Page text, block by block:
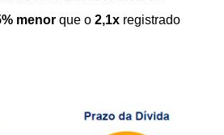
menor que o 2,1x registrado